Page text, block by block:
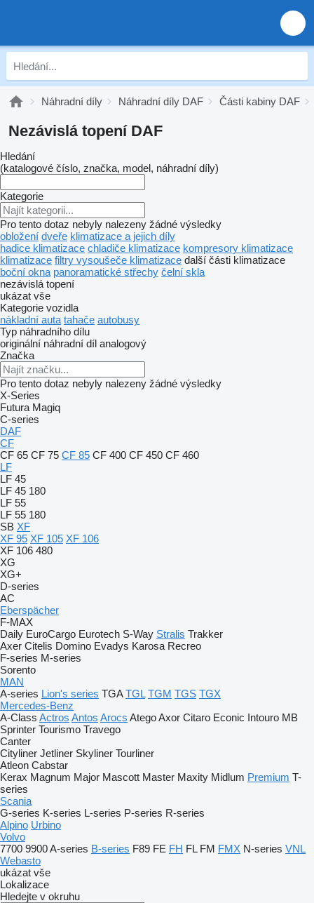
Náhradní díly Náhradní díly DAF Části kabiny DAF
Nezávislá topení DAF
Hledání
(katalogové číslo, značka, model, náhradní díly)
Kategorie
Pro tento dotaz nebyly nalezeny žádné výsledky
obložení dveře klimatizace a jejich díly
hadice klimatizace chladiče klimatizace kompresory klimatizace
klimatizace filtry vysoušeče klimatizace další části klimatizace
boční okna panoramatické střechy čelní skla
nezávislá topení
ukázat vše
Kategorie vozidla
nákladní auta tahače autobusy
Typ náhradního dílu
originální náhradní díl analogový
Značka
Pro tento dotaz nebyly nalezeny žádné výsledky
X-Series
Futura Magiq
C-series
DAF
CF
CF 65 CF 75 CF 85 CF 400 CF 450 CF 460
LF
LF 45
LF 45 180
LF 55
LF 55 180
SB XF
XF 95 XF 105 XF 106
XF 106 480
XG
XG+
D-series
AC
Eberspächer
F-MAX
Daily EuroCargo Eurotech S-Way Stralis Trakker
Axer Citelis Domino Evadys Karosa Recreo
F-series M-series
Sorento
MAN
A-series Lion's series TGA TGL TGM TGS TGX
Mercedes-Benz
A-Class Actros Antos Arocs AtegoAxor Citaro Econic Intouro MB
Sprinter Tourismo Travego
Canter
Cityliner Jetliner Skyliner Tourliner
Atleon Cabstar
Kerax Magnum Major Mascott Master Maxity Midlum Premium T-
series
Scania
G-series K-series L-series P-series R-series
Alpino Urbino
Volvo
7700 9900A-series B-series F89 FE FH FL FM FMX N-series VNL
Webasto
ukázat vše
Lokalizace
Hledejte v okruhu